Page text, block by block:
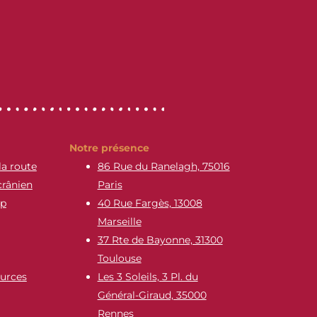
route
Notre présence
86 Rue du Ranelagh, 75016
Paris
40 Rue Fargès, 13008
Marseille
37 Rte de Bayonne, 31300
Toulouse
Les 3 Soleils, 3 Pl. du
Général-Giraud, 35000
Rennes